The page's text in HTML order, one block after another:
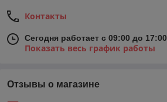
Контакты
Сегодня работает с 09:00 до 17:00
Показать весь график работы
Отзывы о магазине